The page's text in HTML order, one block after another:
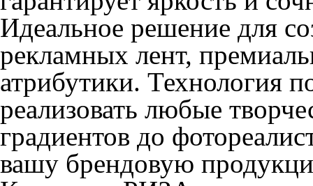
Идеальное решение для
рекламных лент,
атрибутики. Технология
реализовать любые
градиентов до
вашу брендовую